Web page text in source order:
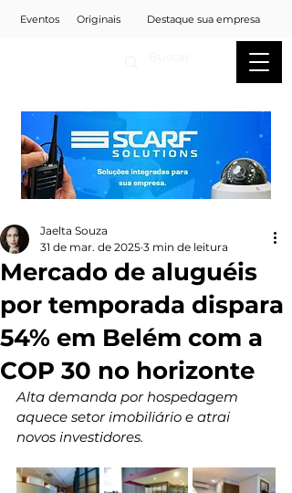
Eventos Originais Destaque sua empresa
Mercado de aluguéis
por temporada dispara
54% em Belém com a
COP 30 no horizonte
Jaelta Souza
31 de mar. de 2025 3 min de leitura
Alta demanda por hospedagem
aquece setor imobiliário e atrai
novos investidores.